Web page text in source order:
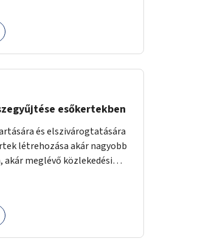
esőkertekben
és elszivárogtatására
létrehozása akár nagyobb
meglévő közlekedési